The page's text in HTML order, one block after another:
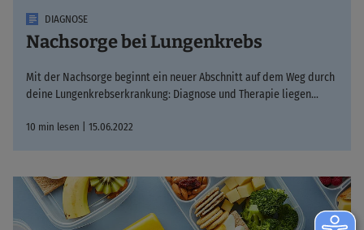
DIAGNOSE
Nachsorge bei Lungenkrebs
Mit der Nachsorge beginnt ein neuer Abschnitt auf dem Weg durch
deine Lungenkrebserkrankung: Diagnose und Therapie liegen…
10 min lesen | 15.06.2022